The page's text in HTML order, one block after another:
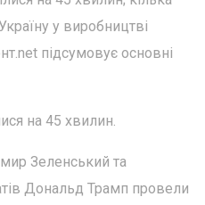
у виробництві
підсумовує основні
на 45 хвилин.
Зеленський та
Дональд Трамп провели